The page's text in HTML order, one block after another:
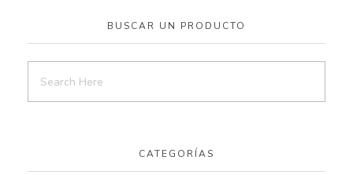
BUSCAR UN PRODUCTO
CATEGORÍAS